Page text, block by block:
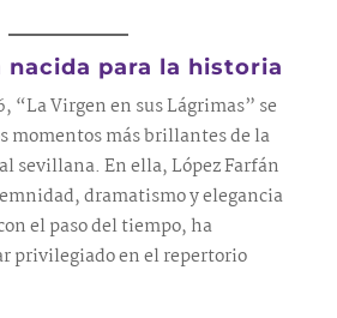
nacida para la historia
“La Virgen en sus Lágrimas” se
momentos más brillantes de la
sevillana. En ella, López Farfán
dramatismo y elegancia
el paso del tiempo, ha
privilegiado en el repertorio